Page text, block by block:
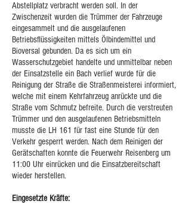
Abstellplatz verbracht werden soll. In der
Zwischenzeit wurden die Trümmer der Fahrzeuge
eingesammelt und die ausgelaufenen
Betriebsflüssigkeiten mittels Ölbindemittel und
Bioversal gebunden. Da es sich um ein
Wasserschutzgebiet handelte und unmittelbar neben
der Einsatzstelle ein Bach verlief wurde für die
Reinigung der Straße die Straßenmeisterei informiert,
welche mit einem Kehrfahrzeug anrückte und die
Straße vom Schmutz befreite. Durch die verstreuten
Trümmer und den ausgelaufenen Betriebsmitteln
musste die LH 161 für fast eine Stunde für den
Verkehr gesperrt werden. Nach dem Reinigen der
Gerätschaften konnte die Feuerwehr Reisenberg um
11:00 Uhr einrücken und die Einsatzbereitschaft
wieder herstellen.
Eingesetzte Kräfte: